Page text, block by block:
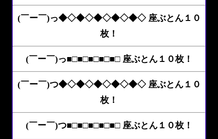
(￣ー￣)っ◆◇◆◇◆◇◆◇◆◇ 座ぶとん１０
枚！
(￣ー￣)っ■□■□■□■□■□ 座ぶとん１０枚！
(￣ー￣)つ◆◇◆◇◆◇◆◇◆◇ 座ぶとん１０
枚！
(￣ー￣)つ■□■□■□■□■□ 座ぶとん１０枚！